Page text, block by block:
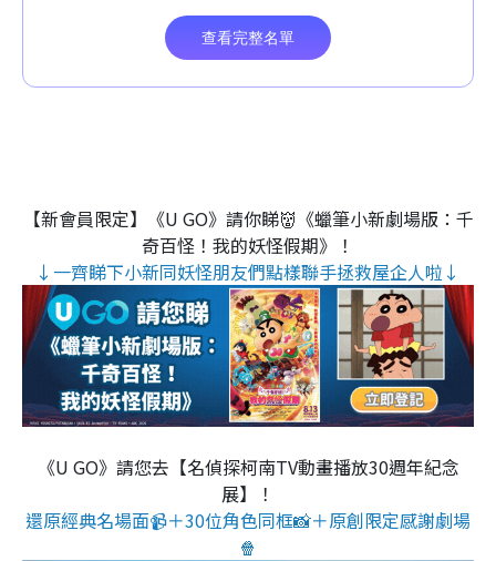
【新會員限定】《U GO》請你睇👹《蠟筆小新劇場版：千
奇百怪！我的妖怪假期》！
↓一齊睇下小新同妖怪朋友們點樣聯手拯救屋企人啦↓
《U GO》請您去【名偵探柯南TV動畫播放30週年紀念
展】！
還原經典名場面📹＋30位角色同框📸＋原創限定感謝劇場
🍿